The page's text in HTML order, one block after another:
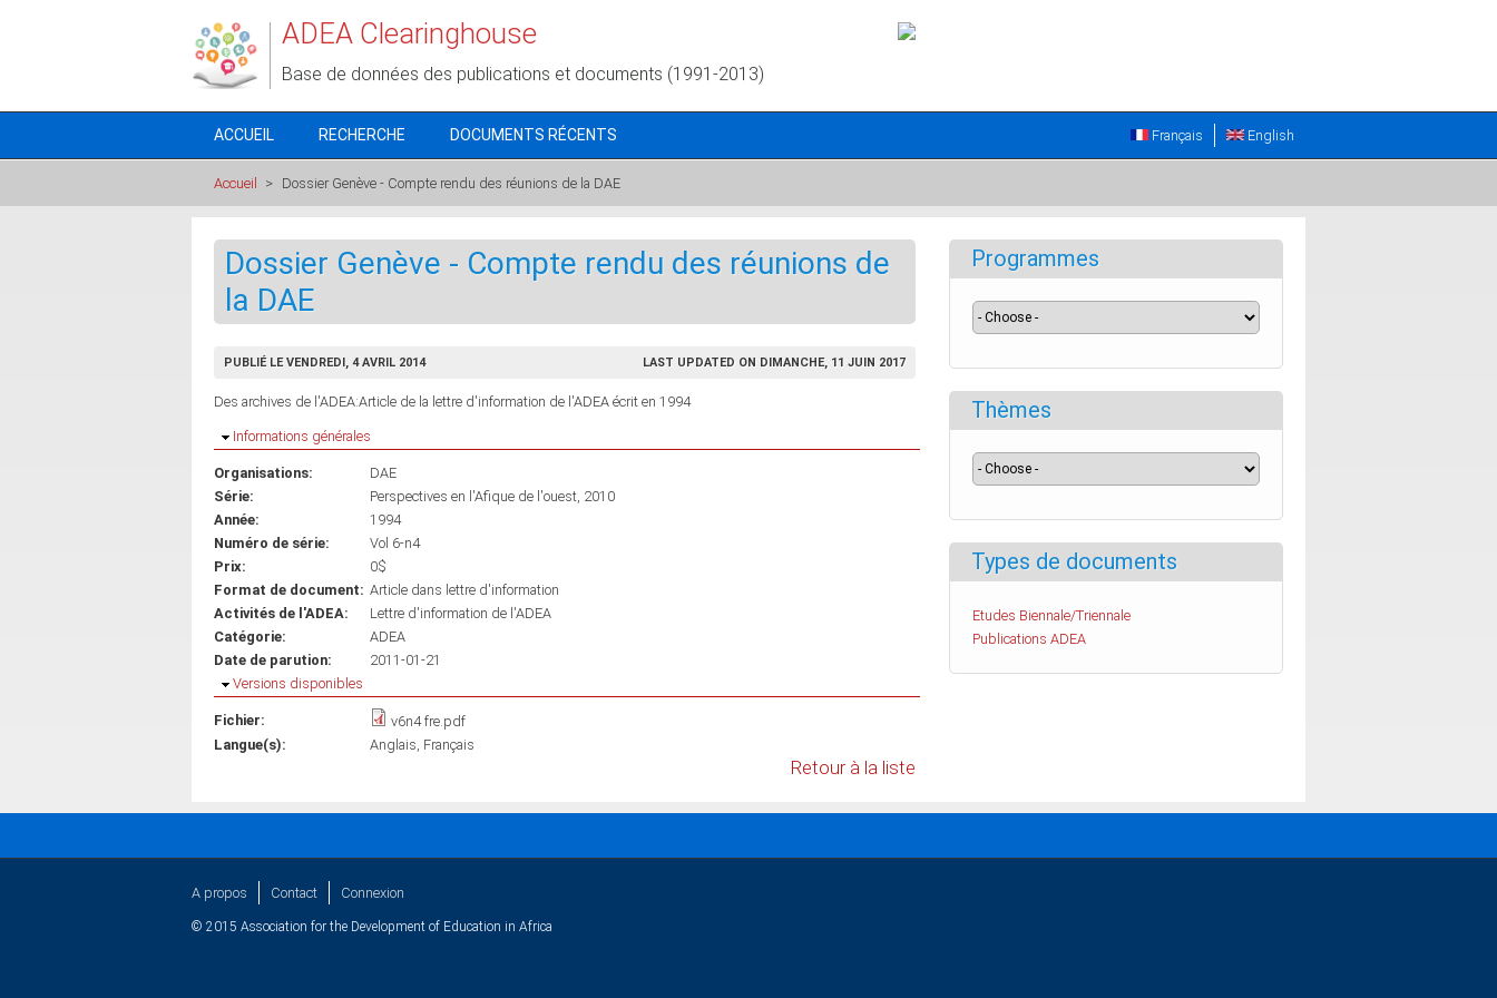
ADEA Clearinghouse
Base de données des publications et documents (1991-2013)
ACCUEIL RECHERCHE DOCUMENTS RÉCENTS English
Français
Accueil > Dossier Genève - Compte rendu des réunions de la DAE
Dossier Genève - Compte rendu des réunions de
la DAE
PUBLIÉ LE VENDREDI, 4 AVRIL 2014 LAST UPDATED ON DIMANCHE, 11 JUIN 2017
Des archives de l'ADEA:Article de la lettre d'information de l'ADEA écrit en 1994
Masquer
Informations générales
Organisations:
DAE
Série:
Perspectives en l'Afique de l'ouest, 2010
Année:
1994
Numéro de série:
Vol 6-n4
Prix:
0$
Format de document: Article dans lettre d'information
Activités de l'ADEA:
Lettre d'information de l'ADEA
Catégorie:
ADEA
Date de parution:
2011-01-21
Masquer
Versions disponibles
Fichier:
v6n4 fre.pdf
Langue(s):
Anglais Français
Retour à la liste
Programmes
Thèmes
Types de documents
Etudes Biennale/Triennale
Publications ADEA
A propos Contact Connexion
© 2015 Association for the Development of Education in Africa